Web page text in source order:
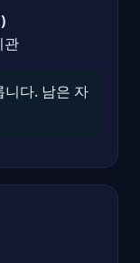
관
니다. 남은 자